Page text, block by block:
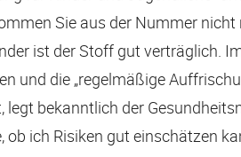
Sie aus der Nummer
ist der Stoff gut verträglich.
und die „regelmäßige
legt bekanntlich der
ich Risiken gut einschätzen